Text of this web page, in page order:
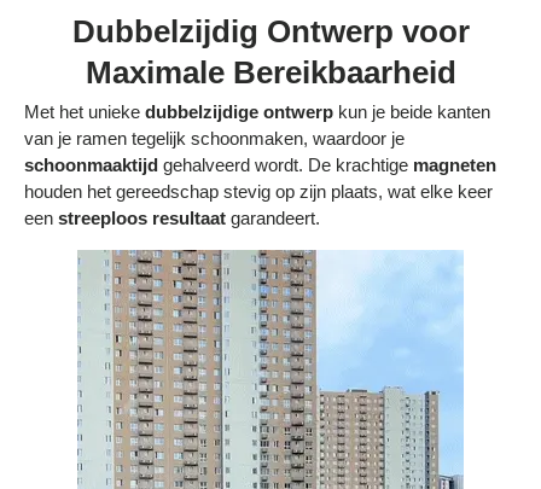
Dubbelzijdig Ontwerp voor
Maximale Bereikbaarheid
Met het unieke dubbelzijdige ontwerp kun je beide kanten
van je ramen tegelijk schoonmaken, waardoor je
schoonmaaktijd gehalveerd wordt. De krachtige magneten
houden het gereedschap stevig op zijn plaats, wat elke keer
een streeploos resultaat garandeert.